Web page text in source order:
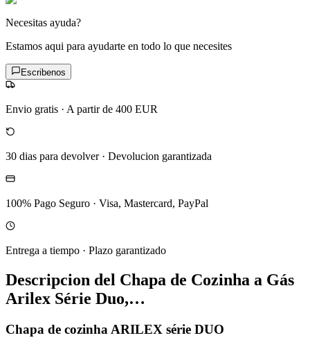
Necesitas ayuda?
Estamos aqui para ayudarte en todo lo que necesites
Escribenos
Envio gratis · A partir de 400 EUR
30 dias para devolver· Devolucion garantizada
100% Pago Seguro · Visa, Mastercard, PayPal
Entrega a tiempo · Plazo garantizado
Descripcion del Chapa de Cozinha a Gás
Arilex Série Duo,…
Chapa de cozinha ARILEX série DUO